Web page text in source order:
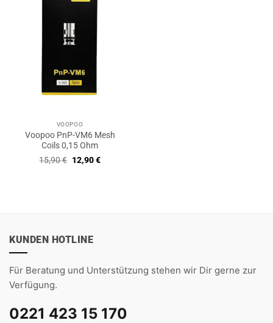
VOOPOO
Voopoo PnP-VM6 Mesh
Coils 0,15 Ohm
15,90€ Ursprünglicher
Preis
12,90€Aktueller
KUNDEN HOTLINE
Für Beratung und Unterstützung stehen wir Dir gerne zur
Verfügung.
0221 423 15 170